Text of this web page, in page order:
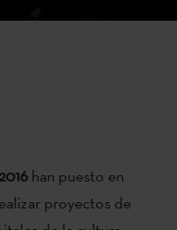
han puesto en
proyectos de